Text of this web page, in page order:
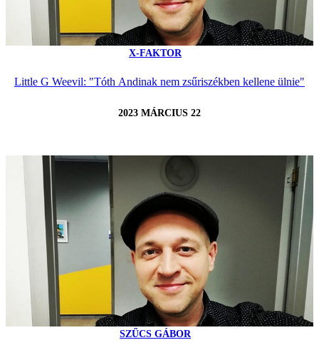
X-FAKTOR
Little G Weevil: "Tóth Andinak nem zsűriszékben kellene ülnie"
2023 MÁRCIUS 22
SZŰCS GÁBOR